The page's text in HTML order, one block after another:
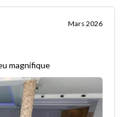
Mars 2026
magnifique